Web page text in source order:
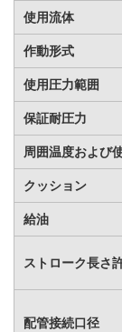
使用流体
作動形式
使用圧力範囲
保証耐圧力
周囲温度および
クッション
給油
ストローク長さ
配管接続口径